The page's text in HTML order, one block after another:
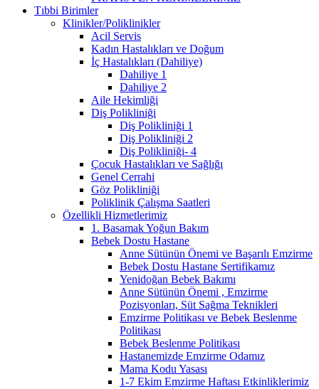
Tıbbi Birimler
Klinikler/Poliklinikler
Acil Servis
Kadın Hastalıkları ve Doğum
İç Hastalıkları (Dahiliye)
Dahiliye 1
Dahiliye 2
Aile Hekimliği
Diş Polikliniği
Diş Polikliniği 1
Diş Polikliniği 2
Diş Polikliniği- 4
Çocuk Hastalıkları ve Sağlığı
Genel Cerrahi
Göz Polikliniği
Poliklinik Çalışma Saatleri
Özellikli Hizmetlerimiz
1. Basamak Yoğun Bakım
Bebek Dostu Hastane
Anne Sütünün Önemi ve Başarılı Emzirme
Bebek Dostu Hastane Sertifikamız
Yenidoğan Bebek Bakımı
Anne Sütünün Önemi , Emzirme
Pozisyonları, Süt Sağma Teknikleri
Emzirme Politikası ve Bebek Beslenme
Politikası
Bebek Beslenme Politikası
Hastanemizde Emzirme Odamız
Mama Kodu Yasası
1-7 Ekim Emzirme Haftası Etkinliklerimiz